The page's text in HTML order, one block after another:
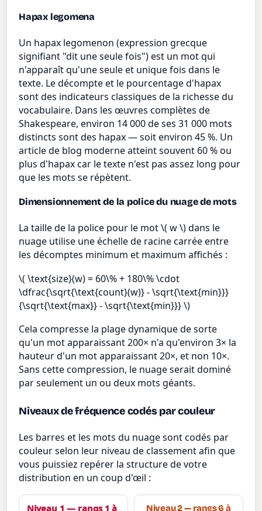
Hapax legomena
Un hapax legomenon (expression grecque
signifiant "dit une seule fois") est un mot qui
n'apparaît qu'une seule et unique fois dans le
texte. Le décompte et le pourcentage d'hapax
sont des indicateurs classiques de la richesse du
vocabulaire. Dans les œuvres complètes de
Shakespeare, environ 14 000 de ses 31 000 mots
distincts sont des hapax — soit environ 45 %. Un
article de blog moderne atteint souvent 60 % ou
plus d'hapax car le texte n'est pas assez long pour
que les mots se répètent.
Dimensionnement de la police du nuage de mots
La taille de la police pour le mot \( w \) dans le
nuage utilise une échelle de racine carrée entre
les décomptes minimum et maximum affichés :
\( \text{size}(w) = 60\% + 180\% \cdot
\dfrac{\sqrt{\text{count}(w)} - \sqrt{\text{min}}}
{\sqrt{\text{max}} - \sqrt{\text{min}}} \)
Cela compresse la plage dynamique de sorte
qu'un mot apparaissant 200× n'a qu'environ 3× la
hauteur d'un mot apparaissant 20×, et non 10×.
Sans cette compression, le nuage serait dominé
par seulement un ou deux mots géants.
Niveaux de fréquence codés par couleur
Les barres et les mots du nuage sont codés par
couleur selon leur niveau de classement afin que
vous puissiez repérer la structure de votre
distribution en un coup d'œil :
Niveau 1 — rangs 1 à Niveau 2 — rangs 6 à